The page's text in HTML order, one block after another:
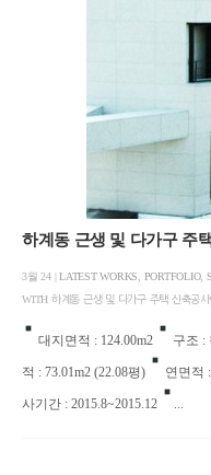
하계동 근생 및 다가구 주
3월 24 | LATEST WORKS PORTFOLIO,
WITH 하계동 근생 및 다가구 주택 신축공사
대지면적 : 124.00m2 구조 :
적 : 73.01m2 (22.08평) 연면적
사기간 : 2015.8~2015.12